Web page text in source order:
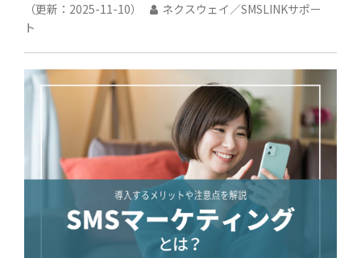
（更新： 2025-11-10）
ネクスウェイ／SMSLINKサポー
ト